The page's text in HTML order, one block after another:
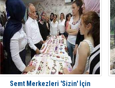
Semt Merkezleri 'Sizin' İçin